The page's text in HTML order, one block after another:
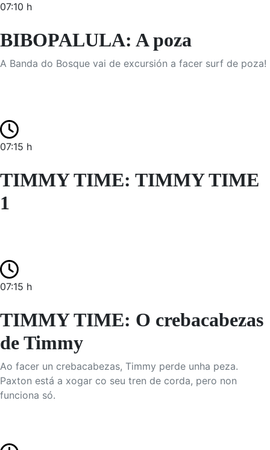
07:10 h
BIBOPALULA: A poza
A Banda do Bosque vai de excursión a facer surf de poza!
07:15 h
TIMMY TIME: TIMMY TIME
1
07:15 h
TIMMY TIME: O crebacabezas
de Timmy
Ao facer un crebacabezas, Timmy perde unha peza.
Paxton está a xogar co seu tren de corda, pero non
funciona só.